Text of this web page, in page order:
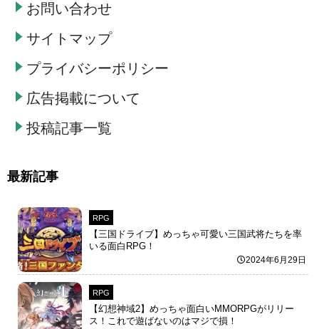
お問い合わせ
サイトマップ
プライバシーポリシー
広告掲載について
投稿記事一覧
最新記事
RPG
【三国ドライブ】めっちゃ可愛い三国武将たちを率
いる面白RPG！
2024年6月29日
RPG
【幻想神域2】めっちゃ面白いMMORPGがリリー
ス！これで遊ばないのはマジで損！